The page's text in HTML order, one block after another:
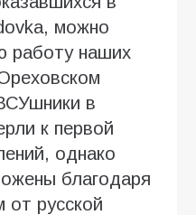
можно
работу наших
в
к первой
однако
благодаря
от русской